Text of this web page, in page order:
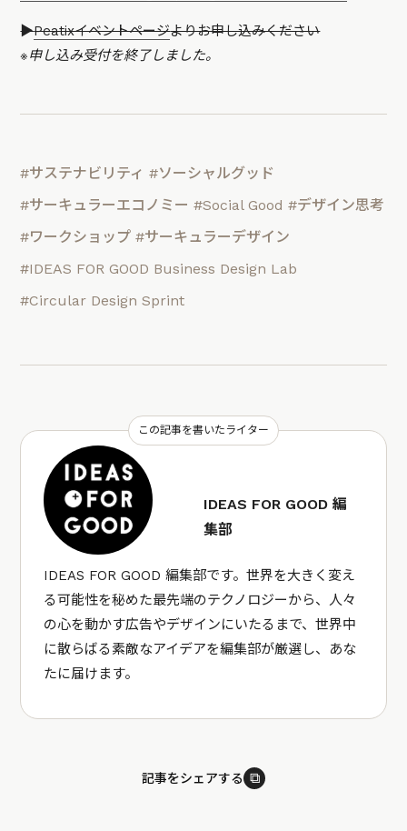
▶︎Peatixイベントページよりお申し込みください
※申し込み受付を終了しました。
#サステナビリティ #ソーシャルグッド
#サーキュラーエコノミー #Social Good #デザイン思考
#ワークショップ #サーキュラーデザイン
#IDEAS FOR GOOD Business Design Lab
#Circular Design Sprint
この記事を書いたライター
IDEAS FOR GOOD 編
集部
IDEAS FOR GOOD 編集部です。世界を大きく変え
る可能性を秘めた最先端のテクノロジーから、人々
の心を動かす広告やデザインにいたるまで、世界中
に散らばる素敵なアイデアを編集部が厳選し、あな
たに届けます。
記事をシェアする ⧉